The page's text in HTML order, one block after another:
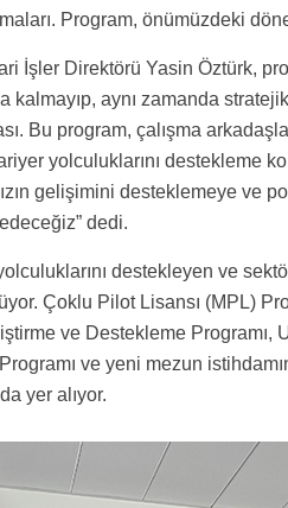
Program, önümüzdeki
İşler Direktörü Yasin Öztürk,
kalmayıp, aynı zamanda
Bu program, çalışma
yolculuklarını destekleme
gelişimini desteklemeye ve
dedi.
destekleyen ve
Çoklu Pilot Lisansı (MPL)
ve Destekleme Programı,
ve yeni mezun
yer alıyor.